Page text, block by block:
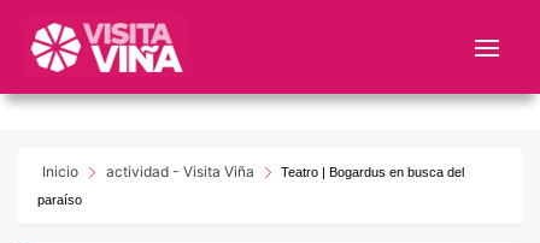
este
web
sistemaInicio actividad - Visita Viña
Teatro | Bogardus en busca del
paraíso